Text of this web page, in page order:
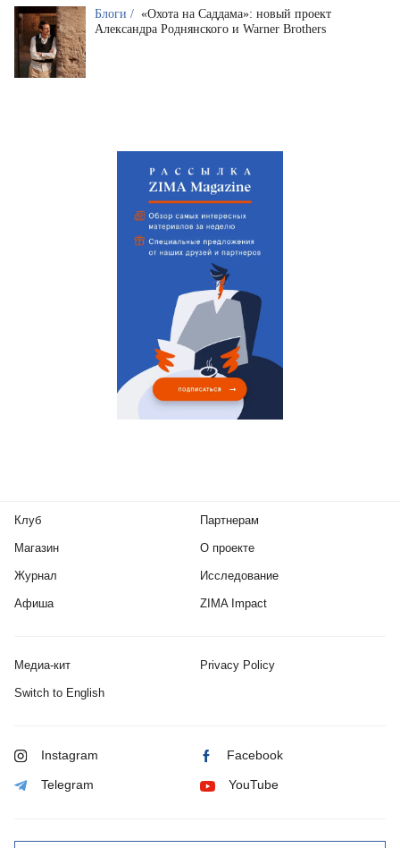
Блоги / «Охота на Саддама»: новый проект
Александра Роднянского и Warner Brothers
Клуб
Магазин
Журнал
Афиша
Партнерам
О проекте
Исследование
ZIMA Impact
Медиа-кит Privacy Policy
Switch to English
Instagram Facebook
Telegram YouTube